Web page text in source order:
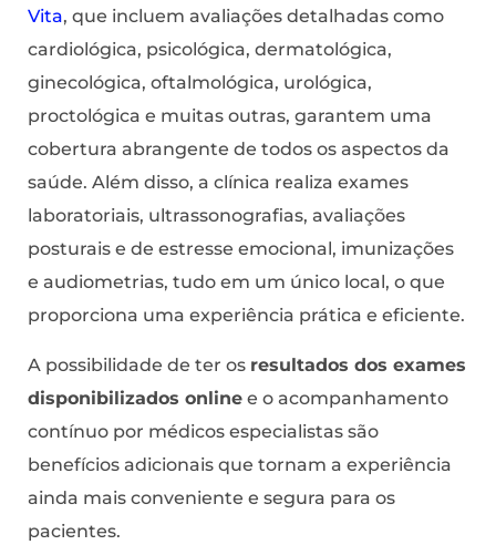
Vita, que incluem avaliações detalhadas como
cardiológica, psicológica, dermatológica,
ginecológica, oftalmológica, urológica,
proctológica e muitas outras, garantem uma
cobertura abrangente de todos os aspectos da
saúde. Além disso, a clínica realiza exames
laboratoriais, ultrassonografias, avaliações
posturais e de estresse emocional, imunizações
e audiometrias, tudo em um único local, o que
proporciona uma experiência prática e eficiente.
A possibilidade de ter os resultados dos exames
disponibilizados online e o acompanhamento
contínuo por médicos especialistas são
benefícios adicionais que tornam a experiência
ainda mais conveniente e segura para os
pacientes.